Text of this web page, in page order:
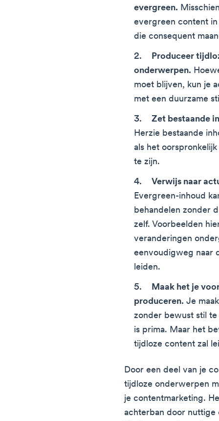
evergreen.
evergreen content
die consequent
Produceer
onderwerpen.
moet blijven, kun je
met een duurzame
Zet bestaande
Herzie bestaande
als het
te zijn.
Verwijs naar
Evergreen-inhoud
behandelen zonder
zelf. Voorbeelden
veranderingen
eenvoudigweg naar
leiden.
Maak het je
produceren. Je
zonder bewust stil
is prima. Maar het
tijdloze content zal
Door een deel van je
tijdloze onderwerpen
je contentmarketing.
achterban door nuttige